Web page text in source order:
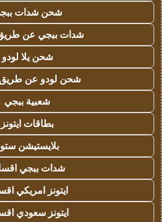
شحن شدات
شدات ببجي عن طريق
شحن يلا لودو
شحن لودو عن طريق
شعبية ببجي
بطاقات ايتونز
بلايستيشن
شدات ببجي
ايتونز امريكي
ايتونز سعودي